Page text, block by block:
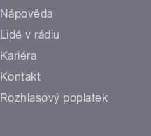
Nápověda
Lidé v rádiu
Kariéra
Kontakt
Rozhlasový poplatek